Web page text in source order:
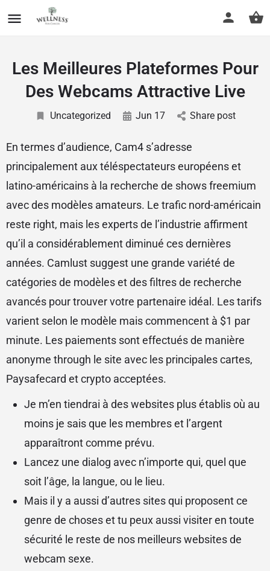
Les Meilleures Plateformes Pour
Des Webcams Attractive Live
Uncategorized Jun 17 Share post
En termes d’audience, Cam4 s’adresse
principalement aux téléspectateurs européens et
latino-américains à la recherche de shows freemium
avec des modèles amateurs. Le trafic nord-américain
reste right, mais les experts de l’industrie affirment
qu’il a considérablement diminué ces dernières
années. Camlust suggest une grande variété de
catégories de modèles et des filtres de recherche
avancés pour trouver votre partenaire idéal. Les tarifs
varient selon le modèle mais commencent à $1 par
minute. Les paiements sont effectués de manière
anonyme through le site avec les principales cartes,
Paysafecard et crypto acceptées.
Je m’en tiendrai à des websites plus établis où au
moins je sais que les membres et l’argent
apparaîtront comme prévu.
Lancez une dialog avec n’importe qui, quel que
soit l’âge, la langue, ou le lieu.
Mais il y a aussi d’autres sites qui proposent ce
genre de choses et tu peux aussi visiter en toute
sécurité le reste de nos meilleurs websites de
webcam sexe.